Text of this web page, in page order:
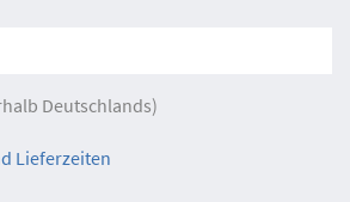
Deutschlands)
Lieferzeiten